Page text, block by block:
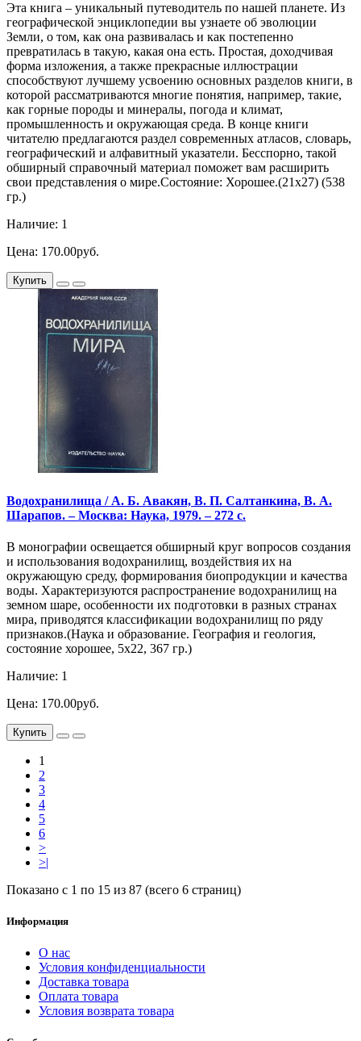
Эта книга – уникальный путеводитель по нашей планете. Из
географической энциклопедии вы узнаете об эволюции
Земли, о том, как она развивалась и как постепенно
превратилась в такую, какая она есть. Простая, доходчивая
форма изложения, а также прекрасные иллюстрации
способствуют лучшему усвоению основных разделов книги, в
которой рассматриваются многие понятия, например, такие,
как горные породы и минералы, погода и климат,
промышленность и окружающая среда. В конце книги
читателю предлагаются раздел современных атласов, словарь,
географический и алфавитный указатели. Бесспорно, такой
обширный справочный материал поможет вам расширить
свои представления о мире.Состояние: Хорошее.(21х27) (538
гр.)
Наличие: 1
Цена: 170.00руб.
Купить
Водохранилища / А. Б. Авакян, В. П. Салтанкина, В. А.
Шарапов. – Москва: Наука, 1979. – 272 с.
В монографии освещается обширный круг вопросов создания
и использования водохранилищ, воздействия их на
окружающую среду, формирования биопродукции и качества
воды. Характеризуются распространение водохранилищ на
земном шаре, особенности их подготовки в разных странах
мира, приводятся классификации водохранилищ по ряду
признаков.(Наука и образование. География и геология,
состояние хорошее, 5х22, 367 гр.)
Наличие: 1
Цена: 170.00руб.
Купить
1
2
3
4
5
6
>
>|
Показано с 1 по 15 из 87 (всего 6 страниц)
Информация
О нас
Условия конфиденциальности
Доставка товара
Оплата товара
Условия возврата товара